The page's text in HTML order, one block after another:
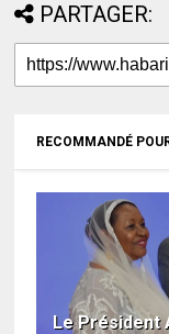
PARTAGER:
RECOMMANDÉ
Le Président